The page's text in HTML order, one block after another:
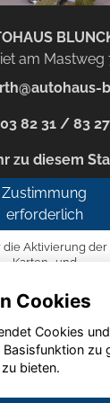
am Mastweg
03 82 31 / 83
zu diesem
Blunck
7, 18356
Zustimmung
erforderlich
die Aktivierung der
Karten- und
zu den
erforderlich.
Zustimmen
Cookies
Cookies
zu
bieten.